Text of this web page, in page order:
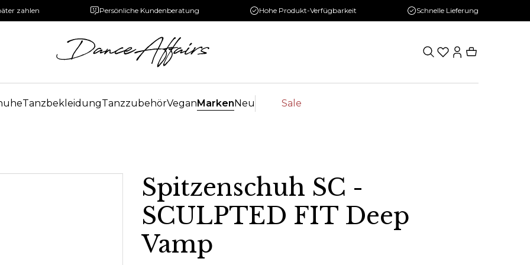
zahlen Persönliche Kundenberatung Hohe Produkt-Verfügbarkeit Schnelle Lieferung
TanzbekleidungTanzzubehörVeganMarkenNeu Sale
Spitzenschuh SC -
SCULPTED FIT Deep
Vamp